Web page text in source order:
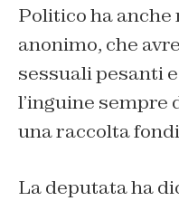
Politico ha
anonimo, che
sessuali pesanti
l’inguine sempre
una raccolta fondi
La deputata ha